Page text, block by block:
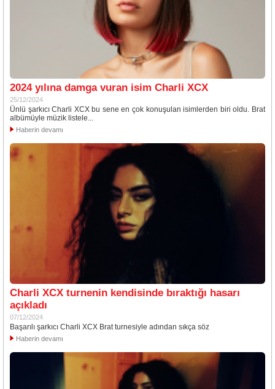
2024 yılına damga vuran isim Charli XCX
25/12/2024
Ünlü şarkıcı Charli XCX bu sene en çok konuşulan isimlerden biri oldu. Brat
albümüyle müzik listele...
Haberin devamı
Charli XCX turnenin kendisinde bıraktığı hasarı
açıkladı
07/12/2024
Başarılı şarkıcı Charli XCX Brat turnesiyle adından sıkça söz
Haberin devamı